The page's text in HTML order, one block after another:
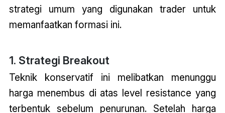
strategi umum yang digunakan trader untuk
memanfaatkan formasi ini.
1. Strategi Breakout
Teknik konservatif ini melibatkan menunggu
harga menembus di atas level resistance yang
terbentuk sebelum penurunan. Setelah harga